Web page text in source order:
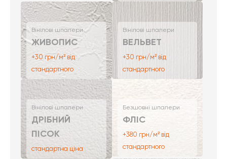
Вінілові шпалери
ЖИВОПИС
+30 грн/м² від
стандартного
Вінілові шпалери
ВЕЛЬВЕТ
+30 грн/м² від
стандартного
Вінілові шпалери
ДРІБНИЙ
ПІСОК
стандартна ціна
Безшовні шпалери
ФЛІС
+380 грн/м² від
стандартного